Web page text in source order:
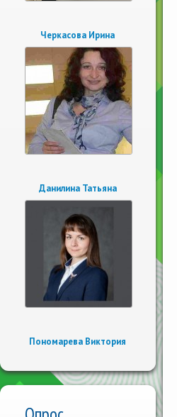
Черкасова Ирина
Данилина Татьяна
Пономарева Виктория